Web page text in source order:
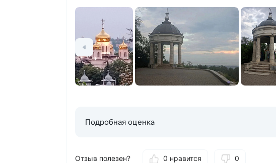
Подробная оценка
Отзыв полезен? 0 нравится 0